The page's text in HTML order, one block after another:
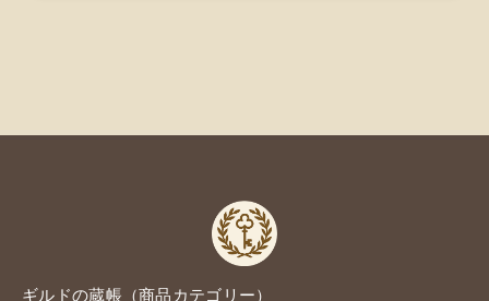
ギルドの蔵帳（商品カテゴリー）